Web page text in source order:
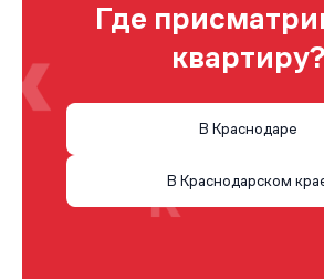
Где
квартиру?
В Краснодаре
В Краснодарском